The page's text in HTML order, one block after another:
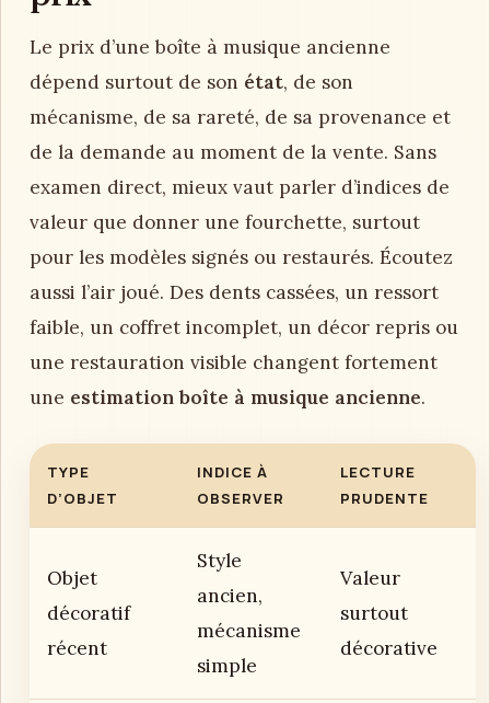
Le prix d’une boîte à musique ancienne
dépend surtout de son état, de son
mécanisme, de sa rareté, de sa provenance et
de la demande au moment de la vente. Sans
examen direct, mieux vaut parler d’indices de
valeur que donner une fourchette, surtout
pour les modèles signés ou restaurés. Écoutez
aussi l’air joué. Des dents cassées, un ressort
faible, un coffret incomplet, un décor repris ou
une restauration visible changent fortement
une estimation boîte à musique ancienne.
TYPE
D’OBJET
INDICE À
OBSERVER
LECTURE
PRUDENTE
Objet
décoratif
récent
Style
ancien,
mécanisme
simple
Valeur
surtout
décorative